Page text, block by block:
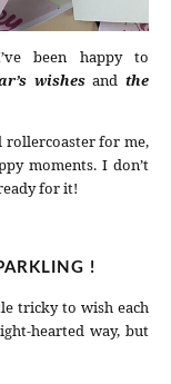
been happy to
wishesandthe
rollercoaster for me,
moments. I don’t
for it!
!
tricky to wish each
hearted way, but